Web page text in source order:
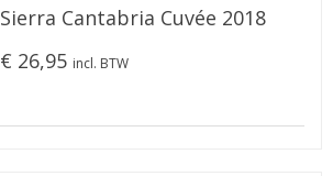
Sierra Cantabria Cuvée 2018
€ 26,95 incl. BTW